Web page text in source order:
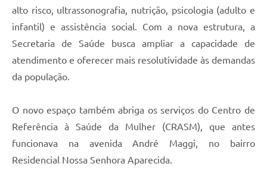
alto risco, ultrassonografia, nutrição, psicologia (adulto e
infantil) e assistência social. Com a nova estrutura, a
Secretaria de Saúde busca ampliar a capacidade de
atendimento e oferecer mais resolutividade às demandas
da população.
O novo espaço também abriga os serviços do Centro de
Referência à Saúde da Mulher (CRASM), que antes
funcionava na avenida André Maggi, no bairro
Residencial Nossa Senhora Aparecida.